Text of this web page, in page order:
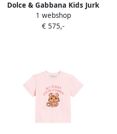
Dolce & Gabbana Kids Jurk
met ruches en
luipaardprint Zwart
1 webshop
€ 575,-